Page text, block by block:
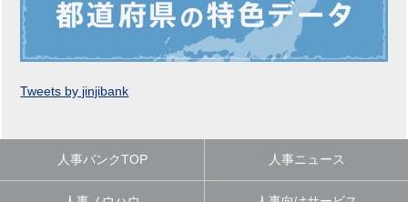
Tweets by jinjibank
人事バンクTOP 人事ニュース